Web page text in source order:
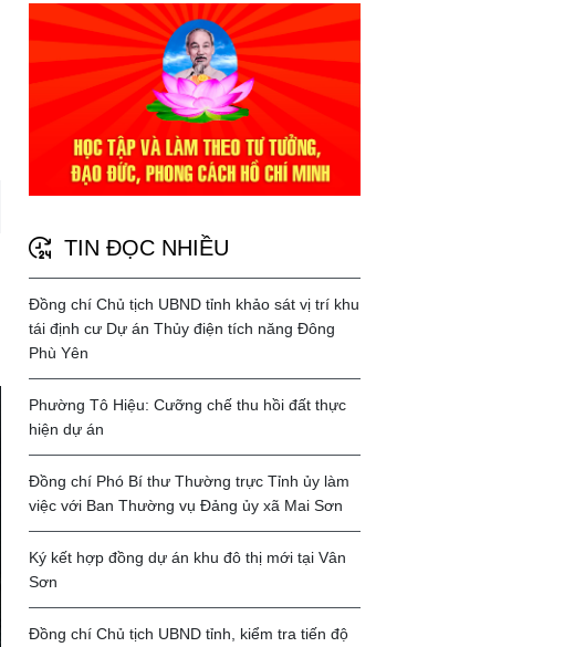
TIN ĐỌC NHIỀU
Đồng chí Chủ tịch UBND tỉnh khảo sát vị trí khu
tái định cư Dự án Thủy điện tích năng Đông
Phù Yên
Phường Tô Hiệu: Cưỡng chế thu hồi đất thực
hiện dự án
Đồng chí Phó Bí thư Thường trực Tỉnh ủy làm
việc với Ban Thường vụ Đảng ủy xã Mai Sơn
Ký kết hợp đồng dự án khu đô thị mới tại Vân
Sơn
Đồng chí Chủ tịch UBND tỉnh, kiểm tra tiến độ